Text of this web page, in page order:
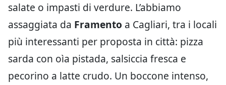
salate o impasti di verdure. L’abbiamo
assaggiata da Framento a Cagliari, tra i locali
più interessanti per proposta in città: pizza
sarda con oìa pistada, salsiccia fresca e
pecorino a latte crudo. Un boccone intenso,